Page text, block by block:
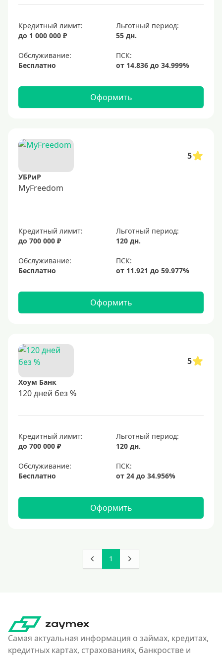
Кредитный лимит:
до 1 000 000 ₽
Льготный период:
55 дн.
Обслуживание:
Бесплатно
Оформить
5
УБРиР
MyFreedom
Кредитный лимит:
до 700 000 ₽
Льготный период:
120 дн.
Обслуживание:
Бесплатно
Оформить
5
Хоум Банк
120 дней без %
Кредитный лимит:
до 700 000 ₽
Льготный период:
120 дн.
Обслуживание:
Бесплатно
Оформить
1
Самая актуальная информация о займах, кредитах,
кредитных картах, страхованиях, банкростве и